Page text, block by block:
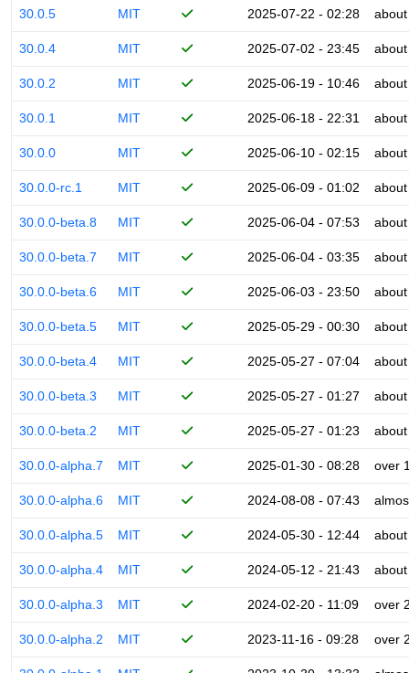
30.0.5 MIT 2025-07-22 - 02:28
30.0.4 MIT 2025-07-02 - 23:45
30.0.2 MIT 2025-06-19 - 10:46
30.0.1 MIT 2025-06-18 - 22:31
30.0.0 MIT 2025-06-10 - 02:15
30.0.0-rc.1 MIT 2025-06-09 - 01:02
30.0.0-beta.8 MIT 2025-06-04 - 07:53
30.0.0-beta.7 MIT 2025-06-04 - 03:35
30.0.0-beta.6 MIT 2025-06-03 - 23:50
30.0.0-beta.5 MIT 2025-05-29 - 00:30
30.0.0-beta.4 MIT 2025-05-27 - 07:04
30.0.0-beta.3 MIT 2025-05-27 - 01:27
30.0.0-beta.2 MIT 2025-05-27 - 01:23
30.0.0-alpha.7 MIT 2025-01-30 - 08:28 over
30.0.0-alpha.6 MIT 2024-08-08 - 07:43
30.0.0-alpha.5 MIT 2024-05-30 - 12:44
30.0.0-alpha.4 MIT 2024-05-12 - 21:43
30.0.0-alpha.3 MIT 2024-02-20 - 11:09 over
30.0.0-alpha.2 MIT 2023-11-16 - 09:28 over